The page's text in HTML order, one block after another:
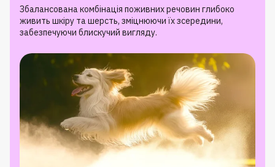
Збалансована комбінація поживних речовин глибоко
живить шкіру та шерсть, зміцнюючи їх зсередини,
забезпечуючи блискучий вигляду.